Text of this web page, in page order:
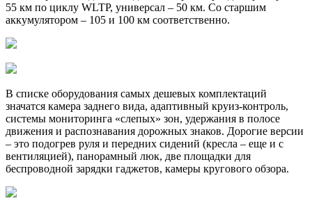
55 км по циклу WLTP, универсал – 50 км. Со старшим
аккумулятором – 105 и 100 км соответственно.
В списке оборудования самых дешевых комплектаций
значатся камера заднего вида, адаптивный круиз-контроль,
системы мониторинга «слепых» зон, удержания в полосе
движения и распознавания дорожных знаков. Дорогие версии
– это подогрев руля и передних сидений (кресла – еще и с
вентиляцией), панорамный люк, две площадки для
беспроводной зарядки гаджетов, камеры кругового обзора.